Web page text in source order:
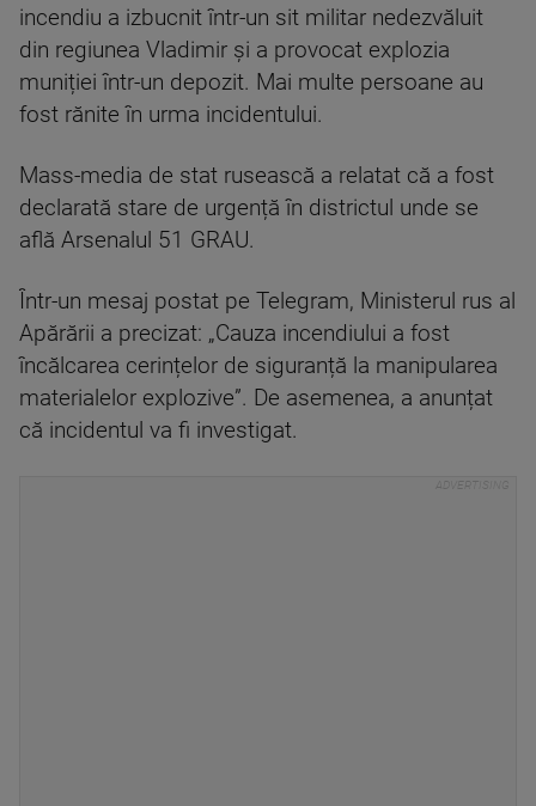
incendiu a izbucnit într-un sit militar nedezvăluit
din regiunea Vladimir și a provocat explozia
muniției într-un depozit. Mai multe persoane au
fost rănite în urma incidentului.
Mass-media de stat rusească a relatat că a fost
declarată stare de urgență în districtul unde se
află Arsenalul 51 GRAU.
Într-un mesaj postat pe Telegram, Ministerul rus al
Apărării a precizat: „Cauza incendiului a fost
încălcarea cerințelor de siguranță la manipularea
materialelor explozive”. De asemenea, a anunțat
că incidentul va fi investigat.